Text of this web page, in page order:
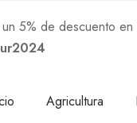
5% de descuento
Agricultura